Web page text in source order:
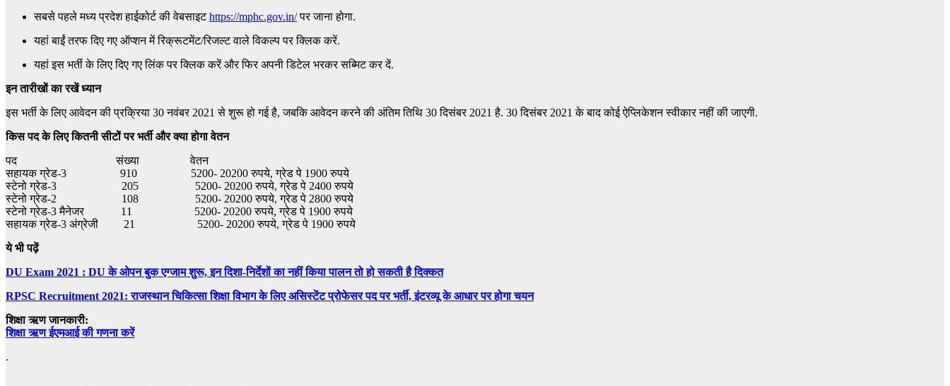
सबसे पहले मध्य प्रदेश हाईकोर्ट की वेबसाइटhttps://mphc.gov.in/पर जाना होगा.
यहां बाईं तरफ दिए गए ऑप्शन में रिक्रूटमेंट/रिजल्ट वाले विकल्प पर क्लिक करें.
यहां इस भर्ती के लिए दिए गए लिंक पर क्लिक करें और फिर अपनी डिटेल भरकर सब्मिट कर दें.
इन तारीखों का रखें ध्यान
इस भर्ती के लिए आवेदन की प्रक्रिया 30 नवंबर 2021 से शुरू हो गई है, जबकि आवेदन करने की अंतिम तिथि 30 दिसंबर 2021 है. 30 दिसंबर 2021 के बाद कोई ऐप्लिकेशन स्वीकार नहीं की जाएगी.
किस पद के लिए कितनी सीटों पर भर्ती और क्या होगा वेतन
पद संख्या वेतन
सहायक ग्रेड-3 910 5200- 20200 रुपये, ग्रेड पे 1900 रुपये
स्टेनो ग्रेड-3 205 5200- 20200 रुपये, ग्रेड पे 2400 रुपये
स्टेनो ग्रेड-2 108 5200- 20200 रुपये, ग्रेड पे 2800 रुपये
स्टेनो ग्रेड-3 मैनेजर 11 5200- 20200 रुपये, ग्रेड पे 1900 रुपये
सहायक ग्रेड-3 अंग्रेजी 21 5200- 20200 रुपये, ग्रेड पे 1900 रुपये
ये भी पढ़ें
DU Exam 2021 : DU के ओपन बुक एग्जाम शुरू, इन दिशा-निर्देशों का नहीं किया पालन तो हो सकती है दिक्कत
RPSC Recruitment 2021: राजस्थान चिकित्सा शिक्षा विभाग के लिए असिस्टेंट प्रोफेसर पद पर भर्ती, इंटरव्यू के आधार पर होगा चयन
शिक्षा ऋण जानकारी:
शिक्षा ऋण ईएमआई की गणना करें
.